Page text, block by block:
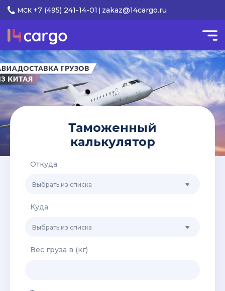
МСК +7 (495) 241-14-01 zakaz@14cargo.ru
Таможенный
калькулятор
Откуда
Выбрать из списка
Куда
Выбрать из списка
Вес груза в (кг)